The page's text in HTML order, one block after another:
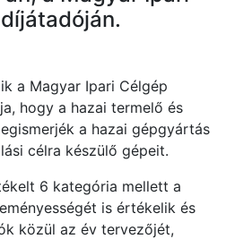
a Magyar Ipari Célgép
hogy a hazai termelő és
a hazai gépgyártás
célra készülő gépeit.
6 kategória mellett a
is értékelik és
közül az év tervezőjét,